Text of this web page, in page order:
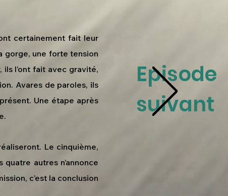
certainement fait leur
gorge, une forte tension
ils l’ont fait avec gravité,
Avares de paroles, ils
Une étape après
Le cinquième,
autres n’annonce
c’est la conclusion
Episode
suivant